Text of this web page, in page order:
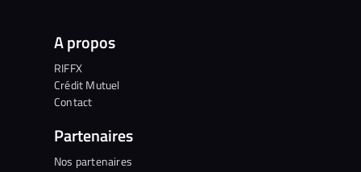
A propos
RIFFX
Crédit Mutuel
Contact
Partenaires
Nos partenaires